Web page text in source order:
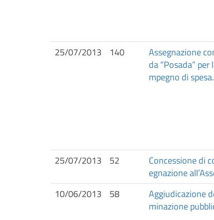
25/07/2013
140
Assegnazione
da “Posada”
mpegno di
25/07/2013
52
Concessione di
egnazione
10/06/2013
58
Aggiudicazione
minazione